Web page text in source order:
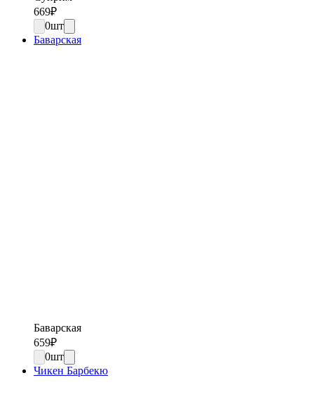
669₽
0шт
Баварская
Баварская
659₽
0шт
Чикен Барбекю